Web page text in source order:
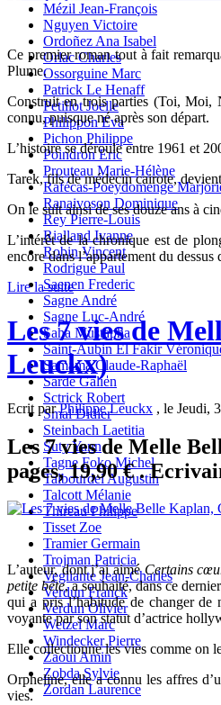
Mézil Jean-François
Nguyen Victoire
Ordoñez Ana Isabel
Orlac Charles
Ossorguine Marc
Patrick Le Henaff
Petillot Joelle
Philippon Eva
Pichon Philippe
Poindron Eric
Prouteau Marie-Hélène
Rafécas-Poeydomenge
Ranaivoson Dominique
Rey Pierre-Louis
Rialland Ivanne
Robin Vincent
Rodrigue Paul
Saenen Frederic
Sagne André
Sagne Luc-André
Saha Mustapha
Saint-Aubin El Fakir
Samama Claude-Raphaël
Sarde Galien
Sctrick Robert
Smal Didier
Steinbach Laetitia
Suty Yann
Tagne Foko Michel
Talbourdel Augustin
Talcott Mélanie
Thireau Philippe
Tisset Zoe
Tramier Germain
Trojman Patricia
Vegliante Jean-Charles
Verdun Franck
Verdun Olivier
Wetzel Marc
Windecker Pierre
Zaoui Amin
Zobda Sylvie
Zordan Laurence
Ce premier roman tout à fait
Plume.
Construit en trois parties (Toi, Moi,
connu, puisque né après son départ.
L’histoire se déroule entre 1961 et
Tarek, fils de médecin cairote,
On le suit ainsi de ses douze ans à
L’intérêt de la chronique est de
encore dans l’appartement du dessus
Lire la suite
Les 7 vies de
Leuckx)
Ecrit parPhilippe Leuckx , le Jeudi,
Les 7 vies de Melle
pages, 19,90 € .
L’auteur, dont j’ai aiméCertains
petite bête, a souhaité, dans ce
qui a pris l’habitude de changer de
voyante par son statut d’actrice
Elle collectionne les vies comme on
Orpheline, elle a connu les affres
vies.